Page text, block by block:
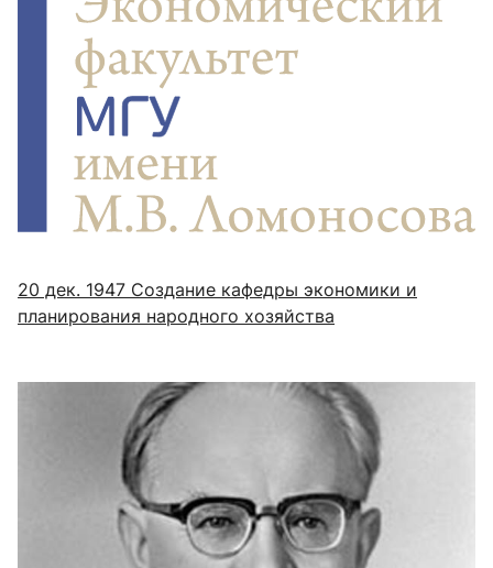
20 дек. 1947 Создание кафедры экономики и
планирования народного хозяйства